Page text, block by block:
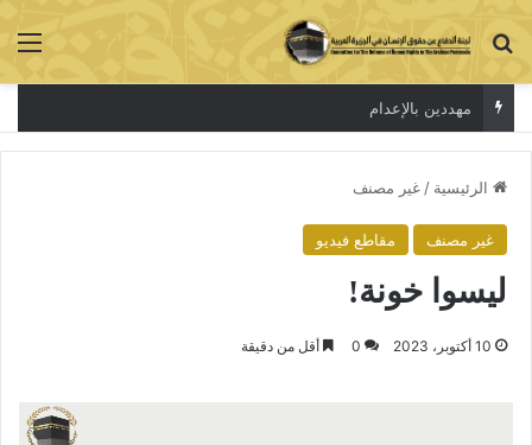
بحث عن
مهددين بالإعدام
الرئيسية / غير مصنف
غير مصنف مقاطع فيديو
ليسوا خونة!
10 أكتوبر، 2023 0 أقل من دقيقة